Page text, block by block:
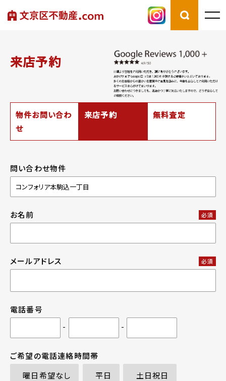
来店予約
物件お問い合わ
せ
来店予約 無料査定
問い合わせ物件
お名前 必須
メールアドレス 必須
電話番号
-
-
ご希望の電話連絡時間帯
曜日希望なし
平日 土日祝日